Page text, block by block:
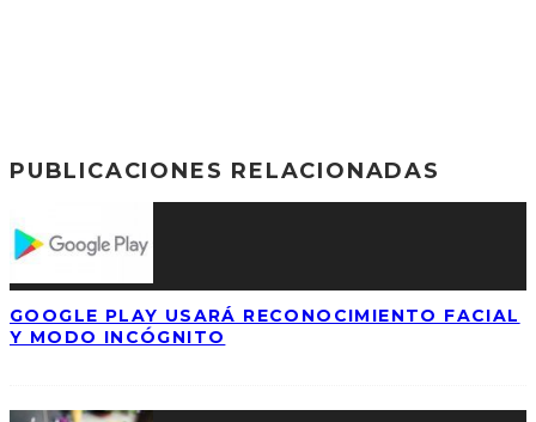
PUBLICACIONES RELACIONADAS
GOOGLE PLAY USARÁ RECONOCIMIENTO FACIAL
Y MODO INCÓGNITO